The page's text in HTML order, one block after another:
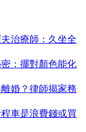
治療師：久坐全
：擺對顏色能化
婚？律師揭家務
車是浪費錢或買